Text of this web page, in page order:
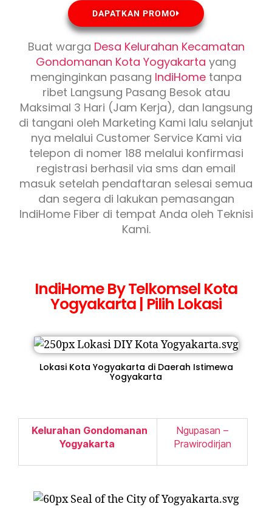
DAPATKAN PROMO
Buat warga Desa Kelurahan Kecamatan
Gondomanan Kota Yogyakarta yang
menginginkan pasang IndiHome tanpa
ribet Langsung Pasang Besok atau
Maksimal 3 Hari (Jam Kerja), dan langsung
di tangani oleh Marketing Kami lalu selanjut
nya melalui Customer Service Kami via
telepon di nomer 188 melalui konfirmasi
registrasi berhasil via sms dan email
masuk setelah pendaftaran selesai semua
dan segera di lakukan pemasangan
IndiHome Fiber di tempat Anda oleh Teknisi
Kami.
IndiHome By Telkomsel Kota
Yogyakarta | Pilih Lokasi
Lokasi Kota Yogyakarta di Daerah Istimewa
Yogyakarta
Kelurahan Gondomanan
Yogyakarta
Ngupasan –
Prawirodirjan